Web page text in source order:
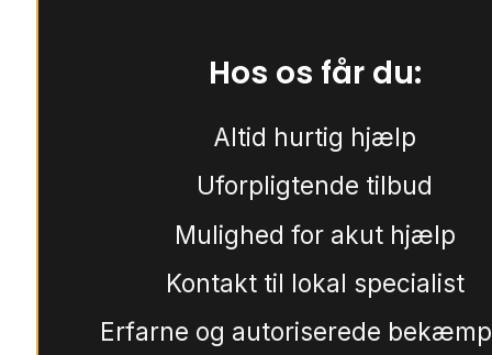
Hos os får du:
Altid hurtig hjælp
Uforpligtende tilbud
Mulighed for akut hjælp
Kontakt til lokal specialist
Erfarne og autoriserede